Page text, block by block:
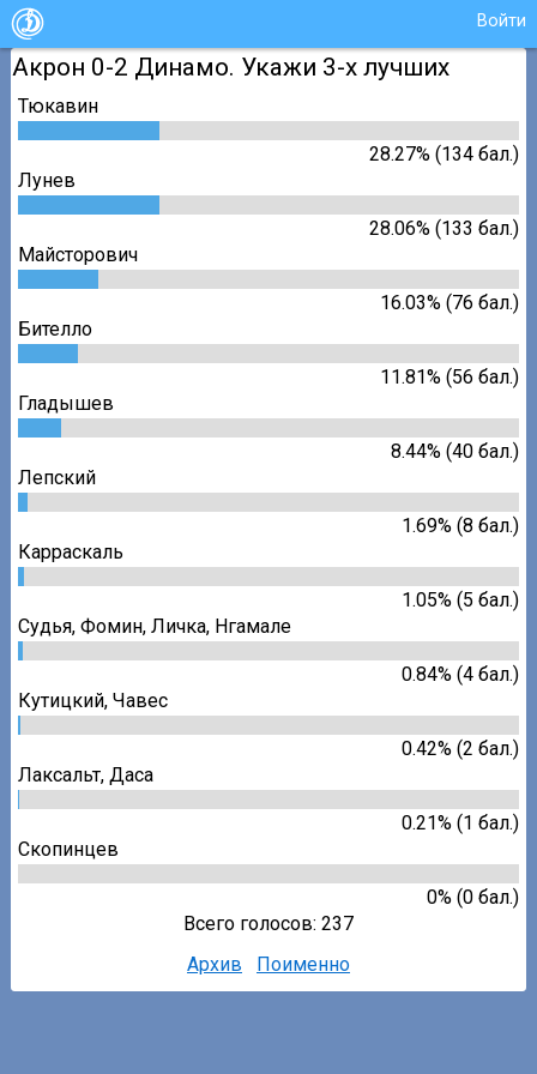
Войти
Акрон 0-2 Динамо. Укажи 3-х лучших
Тюкавин
28.27% (134 бал.)
Лунев
28.06% (133 бал.)
Майсторович
16.03% (76 бал.)
Бителло
11.81% (56 бал.)
Гладышев
8.44% (40 бал.)
Лепский
1.69% (8 бал.)
Карраскаль
1.05% (5 бал.)
Судья,Фомин,Личка, Нгамале
0.84% (4 бал.)
Кутицкий,Чавес
0.42% (2 бал.)
Лаксальт, Даса
0.21% (1 бал.)
Скопинцев
0% (0 бал.)
Всего голосов: 237
Архив
Поименно